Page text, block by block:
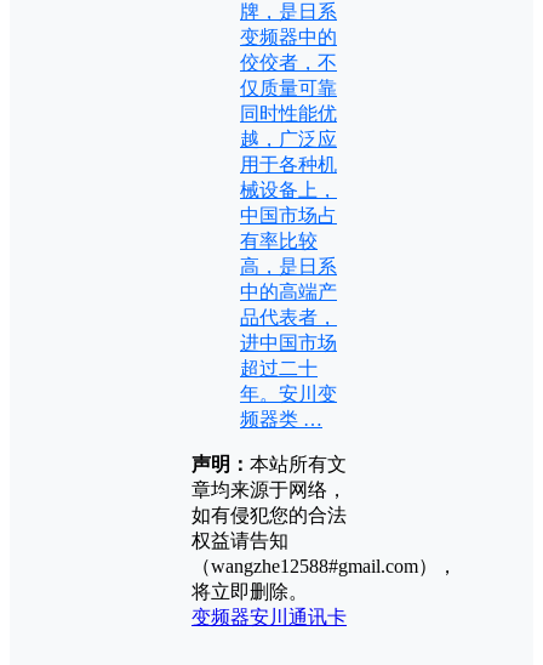
牌，是日系
变频器中的
佼佼者，不
仅质量可靠
同时性能优
越，广泛应
用于各种机
械设备上，
中国市场占
有率比较
高，是日系
中的高端产
品代表者，
进中国市场
超过二十
年。安川变
频器类 …
声明： 本站所有文
章均来源于网络，
如有侵犯您的合法
权益请告知
（wangzhe12588#gmail.com），
将立即删除。
变频器安川 通讯卡